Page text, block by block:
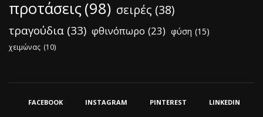
προτάσεις (98) σειρές (38)
τραγούδια (33) φθινόπωρο (23) φύση (15)
χειμώνας (10)
FACEBOOK INSTAGRAM PINTEREST LINKEDIN